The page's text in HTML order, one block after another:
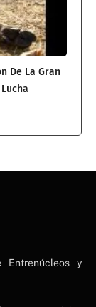
De La Gran
y